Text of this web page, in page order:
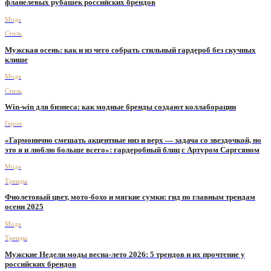
фланелевых рубашек российских брендов
Мода
Стиль
Мужская осень: как и из чего собрать стильный гардероб без скучных
клише
Мода
Стиль
Win-win для бизнеса: как модные бренды создают коллаборации
Герои
«Гармонично смешать акцентные низ и верх — задача со звездочкой, но
это я и люблю больше всего»: гардеробный блиц с Артуром Саргсяном
Мода
Тренды
Фиолетовый цвет, мото-бохо и мягкие сумки: гид по главным трендам
осени 2025
Мода
Тренды
Мужские Недели моды весна-лето 2026: 5 трендов и их прочтение у
российских брендов